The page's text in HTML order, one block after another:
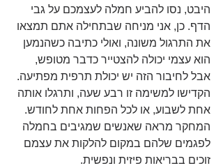
היבט, נסו להביע חמלה לעצמכם על גבי
הדף. כן, אני מניחה שבתחילה אתם תמצאו
את התרגול משונה, ואולי כתיבה כשהנמען
הוא עצמי יכולה להצטייר כדבר מטופש,
אבל לחיבור הזה יש יכולת תרפית מפתיעה.
הקדישו למשימה זו רבע שעה, ותרגלו אותה
אחת לשבוע, או לכל הפחות אחת לחודש.
המחקר מראה שאנשים שמגיבים בחמלה
לפגמים שלהם במקום להלקות את עצמם
זוכים בבריאות פיזית ונפשית.